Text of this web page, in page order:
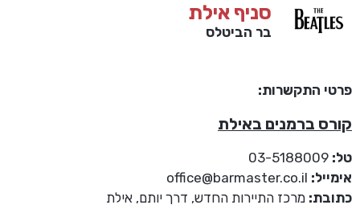
סניף אילת
בר הביטלס
פרטי התקשרות:
קורס ברמנים באילת
טל:
אימייל:
כתובת: מרכז התיירות החדש, דרך יותם, אילת